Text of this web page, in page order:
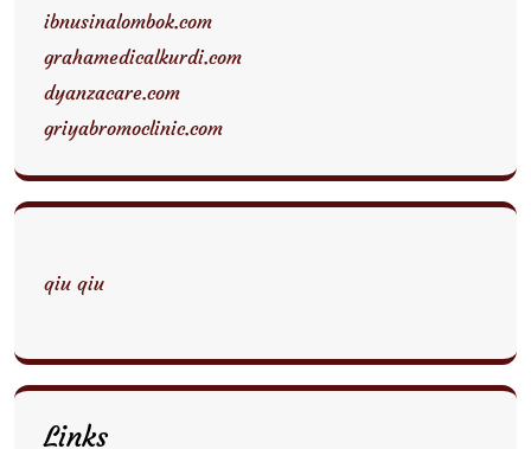
ibnusinalombok.com
grahamedicalkurdi.com
dyanzacare.com
griyabromoclinic.com
qiu qiu
Links